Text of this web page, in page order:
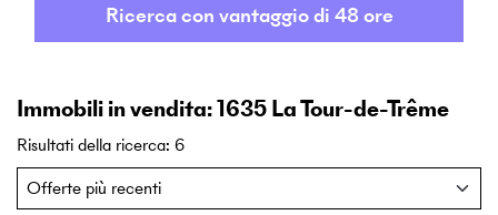
Ricerca con vantaggio di 48 ore
Immobili in vendita: 1635 La Tour-de-Trême
Risultati della ricerca: 6